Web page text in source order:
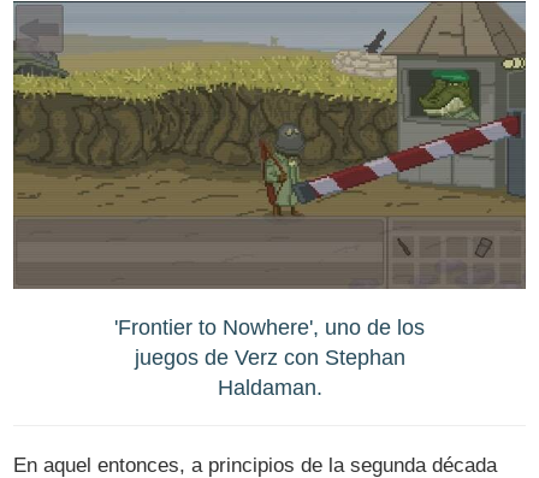
'Frontier to Nowhere', uno de los
juegos de Verz con Stephan
Haldaman.
En aquel entonces, a principios de la segunda década